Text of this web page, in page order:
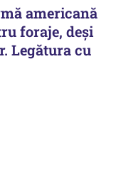
americană
foraje, deși
Legătura cu